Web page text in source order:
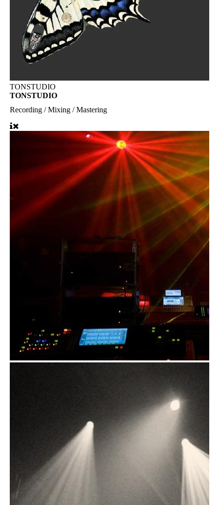
TONSTUDIO
TONSTUDIO
Recording / Mixing / Mastering